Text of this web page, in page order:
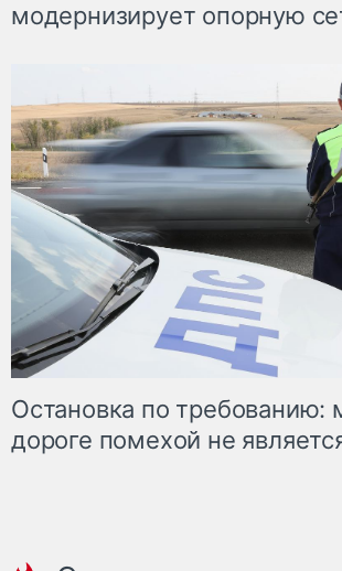
модернизирует опорную
Остановка по требованию:
дороге помехой не